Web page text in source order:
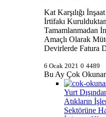
Kat Karşılığı
İrtifakı
Tamamlanmadan
Amaçlı Olarak
Devirlerde Fatura
6 Ocak 2021 0 4489
Bu Ay Çok
Yurt
Atıkların
Sektörüne